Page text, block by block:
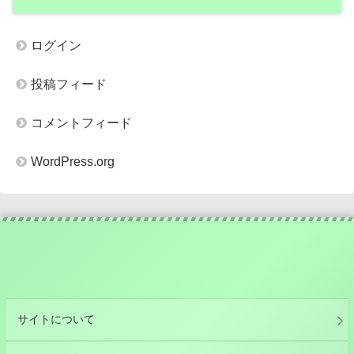
ログイン
投稿フィード
コメントフィード
WordPress.org
サイトについて